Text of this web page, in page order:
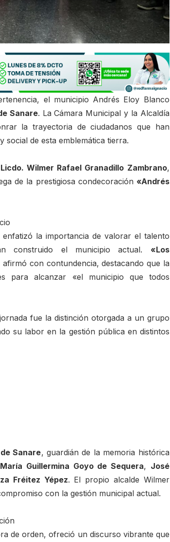
el municipio Andrés Eloy Blanco
Sanare. La Cámara Municipal y la Alcaldía
la trayectoria de ciudadanos que han
de esta emblemática tierra.
Licdo. Wilmer Rafael Granadillo Zambrano,
de la prestigiosa condecoración «Andrés
la importancia de valorar el talento
construido el municipio actual. «Los
afirmó con contundencia, destacando que la
para alcanzar «el municipio que todos
fue la distinción otorgada a un grupo
su labor en la gestión pública en distintos
Sanare, guardián de la memoria histórica
María Guillermina Goyo de Sequera, José
Fréitez Yépez. El propio alcalde Wilmer
con la gestión municipal actual.
de orden, ofreció un discurso vibrante que